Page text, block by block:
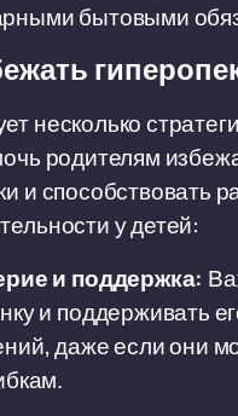
бытовыми
несколько
родителям
и способствовать
у детей:
и поддержка:
и поддерживать
даже если они